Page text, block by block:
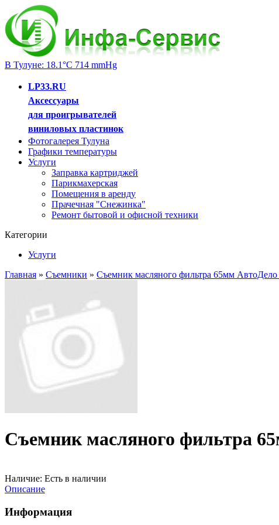
В Тулуне: 18.1°C 714 mmHg
LP33.RU
Аксессуары
для проигрывателей
виниловых пластинок
Фотогалерея Тулуна
Графики температуры
Услуги
Заправка картриджей
Парикмахерская
Помещения в аренду
Прачечная "Снежинка"
Ремонт бытовой и офисной техники
Категории
Услуги
Главная » Съемники » Съемник масляного фильтра 65мм АвтоДело
Съемник масляного фильтра
Наличие: Есть в наличии
Описание
Информация